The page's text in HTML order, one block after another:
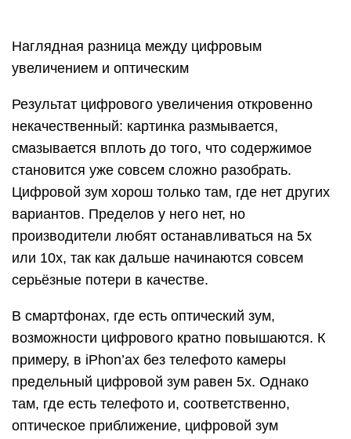
Наглядная разница между цифровым
увеличением и оптическим
Результат цифрового увеличения откровенно
некачественный: картинка размывается,
смазывается вплоть до того, что содержимое
становится уже совсем сложно разобрать.
Цифровой зум хорош только там, где нет других
вариантов. Пределов у него нет, но
производители любят останавливаться на 5x
или 10x, так как дальше начинаются совсем
серьёзные потери в качестве.
В смартфонах, где есть оптический зум,
возможности цифрового кратно повышаются. К
примеру, в iPhon’ах без телефото камеры
предельный цифровой зум равен 5x. Однако
там, где есть телефото и, соответственно,
оптическое приближение, цифровой зум